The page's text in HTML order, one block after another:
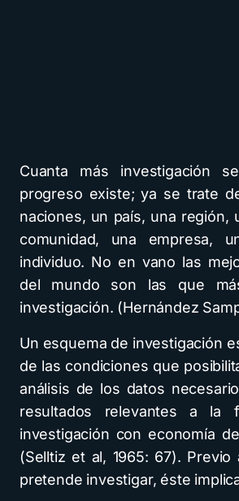
Cuanta más investigación
progreso existe; ya se trate
naciones, un país, una región,
comunidad, una empresa,
individuo. No en vano las
del mundo son las que
investigación. (Hernández
Un esquema de investigación
de las condiciones que
análisis de los datos
resultados relevantes a la
investigación con economía
(Selltiz et al, 1965: 67).
pretende investigar, éste